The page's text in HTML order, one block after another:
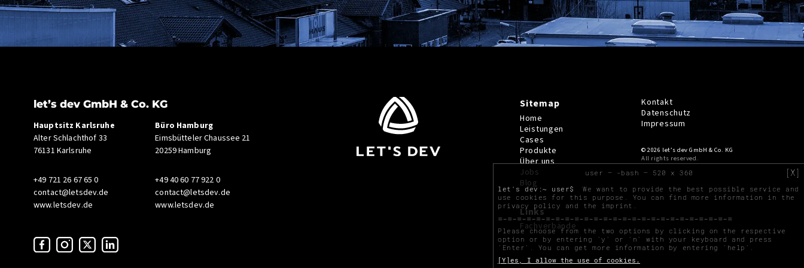
user — -bash — 520 x 360 [X]
let's dev:~ user$
We want to provide the best possible service and
use cookies for this purpose. You can find more information in the
privacy policy and the imprint
Please choose from the two options by clicking on the respective
option or by entering `y` or `n` with your keyboard and press
`Enter`. You can get more information by entering `help`.
[Y]es, I allow the use of cookies.
let’s dev GmbH & Co. KG
Hauptsitz Karlsruhe
Alter Schlachthof 33
76131 Karlsruhe
+49 721 26 67 65 0
contact@letsdev.de
www.letsdev.de
Büro Hamburg
Eimsbütteler Chaussee 21
20259 Hamburg
+49 40 60 77 922 0
contact@letsdev.de
www.letsdev.de
Sitemap
Home
Leistungen
Cases
Produkte
Über uns
Jobs
Blog
Links
Fachverbände
Kontakt
Datenschutz
Impressum
© 2026 let’s dev GmbH & Co. KG
All rights reserved.